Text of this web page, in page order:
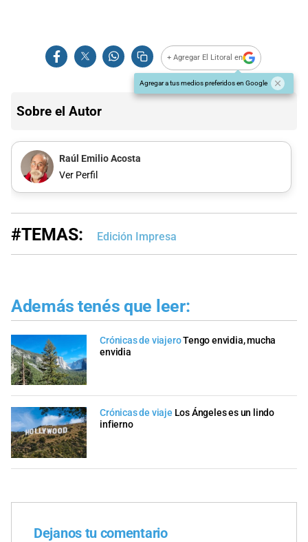
+ Agregar El Litoral en
Agregar a tus medios preferidos en Google
Sobre el Autor
Raúl Emilio Acosta
Ver Perfil
#TEMAS: Edición Impresa
Además tenés que leer:
Crónicas de viajeroTengo envidia, mucha
envidia
Crónicas de viaje Los Ángeles es un lindo
infierno
Dejanos tu comentario